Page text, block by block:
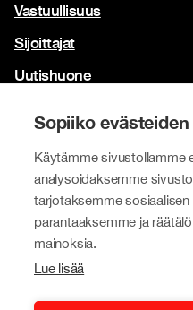
Sopiiko
Käytämme sivustollamme
analysoidaksemme
tarjotaksemme
parantaaksemme ja
mainoksia.
Lue lisää
Vastuullisuus
Sijoittajat
Uutishuone
Brändimme
Tokmanni
SPAR Suomi
Click Shoes ja Shoe House
Dollarstore